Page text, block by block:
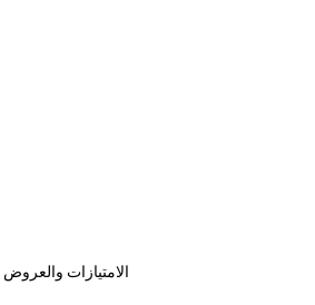
الامتيازات والعروض